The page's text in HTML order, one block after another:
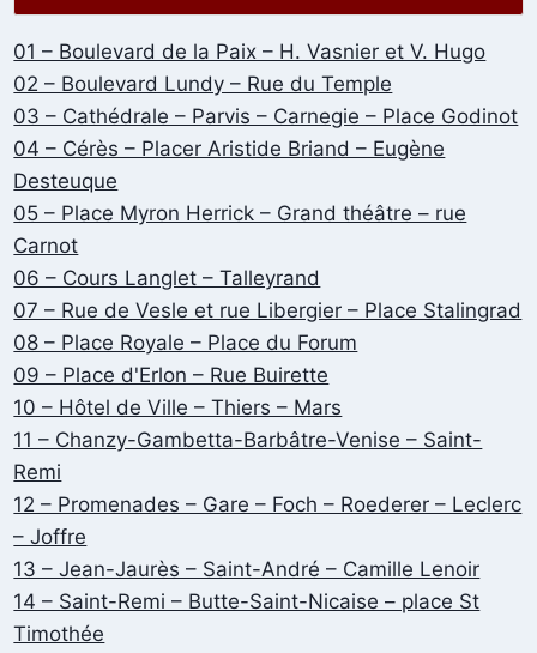
01 – Boulevard de la Paix – H. Vasnier et V. Hugo
02 – Boulevard Lundy – Rue du Temple
03 – Cathédrale – Parvis – Carnegie – Place Godinot
04 – Cérès – Placer Aristide Briand – Eugène
Desteuque
05 – Place Myron Herrick – Grand théâtre – rue
Carnot
06 – Cours Langlet – Talleyrand
07 – Rue de Vesle et rue Libergier – Place Stalingrad
08 – Place Royale – Place du Forum
09 – Place d'Erlon – Rue Buirette
10 – Hôtel de Ville – Thiers – Mars
11 – Chanzy-Gambetta-Barbâtre-Venise – Saint-
Remi
12 – Promenades – Gare – Foch – Roederer – Leclerc
– Joffre
13 – Jean-Jaurès – Saint-André – Camille Lenoir
14 – Saint-Remi – Butte-Saint-Nicaise – place St
Timothée